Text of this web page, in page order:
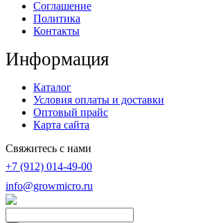
Соглашение
Политика
Контакты
Информация
Каталог
Условия оплаты и доставки
Оптовый прайс
Карта сайта
Свяжитесь с нами
+7 (912) 014-49-00
info@growmicro.ru